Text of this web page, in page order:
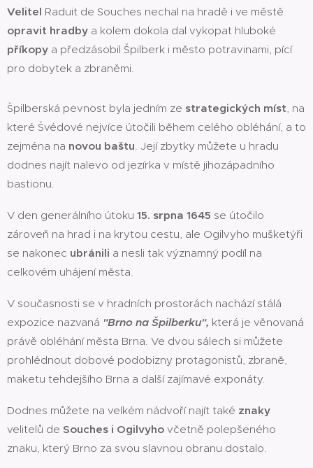
Velitel Raduit de Souches nechal na hradě i ve městě
opravit hradby a kolem dokola dal vykopat hluboké
příkopy a předzásobil Špilberk i město potravinami, pící
pro dobytek a zbraněmi.
Špilberská pevnost byla jedním ze strategických míst, na
které Švédové nejvíce útočili během celého obléhání, a to
zejména na novou baštu. Její zbytky můžete u hradu
dodnes najít nalevo od jezírka v místě jihozápadního
bastionu.
V den generálního útoku 15. srpna 1645 se útočilo
zároveň na hrad i na krytou cestu, ale Ogilvyho mušketýři
se nakonec ubránili a nesli tak významný podíl na
celkovém uhájení města.
V současnosti se v hradních prostorách nachází stálá
expozice nazvaná "Brno na Špilberku", která je věnovaná
právě obléhání města Brna. Ve dvou sálech si můžete
prohlédnout dobové podobizny protagonistů, zbraně,
maketu tehdejšího Brna a další zajímavé exponáty.
Dodnes můžete na velkém nádvoří najít také znaky
velitelů de Souches i Ogilvyho včetně polepšeného
znaku, který Brno za svou slavnou obranu dostalo.